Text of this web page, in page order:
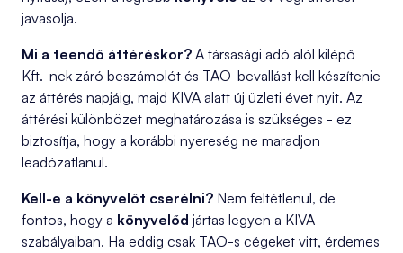
javasolja.
Mi a teendő áttéréskor? A társasági adó alól kilépő
Kft.-nek záró beszámolót és TAO-bevallást kell készítenie
az áttérés napjáig, majd KIVA alatt új üzleti évet nyit. Az
áttérési különbözet meghatározása is szükséges - ez
biztosítja, hogy a korábbi nyereség ne maradjon
leadózatlanul.
Kell-e a könyvelőt cserélni? Nem feltétlenül, de
fontos, hogy a könyvelőd jártas legyen a KIVA
szabályaiban. Ha eddig csak TAO-s cégeket vitt, érdemes